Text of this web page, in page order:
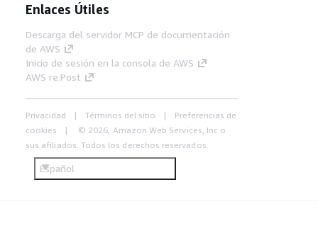
Enlaces Útiles
Descarga del servidor MCP de documentación
de AWS
Inicio de sesión en la consola de AWS
AWS re:Post
Privacidad Términos del sitio
Preferencias de
cookies
© 2026, Amazon Web Services, Inc o
sus afiliados. Todos los derechos reservados.
Español